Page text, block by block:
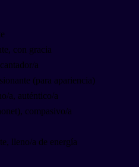
con gracia
a
(para apariencia)
a, auténtico/a
compasivo/a
lleno/a de energía